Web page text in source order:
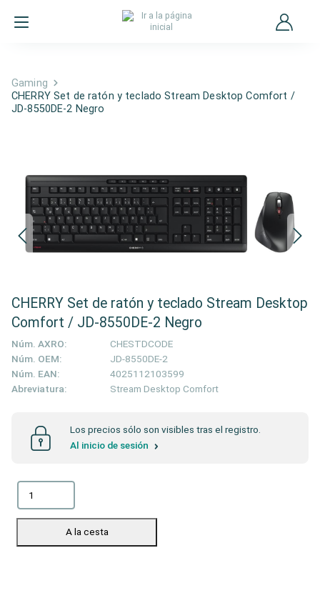
Gaming
CHERRY Set de ratón y teclado Stream Desktop Comfort /
JD-8550DE-2 Negro
CHERRY Set de ratón y teclado Stream Desktop
Comfort / JD-8550DE-2 Negro
Núm. AXRO:
CHESTDCODE
Núm. OEM:
JD-8550DE-2
Núm. EAN:
4025112103599
Abreviatura:
Stream Desktop Comfort
Los precios sólo son visibles tras el registro.
Al inicio de sesión
A la cesta